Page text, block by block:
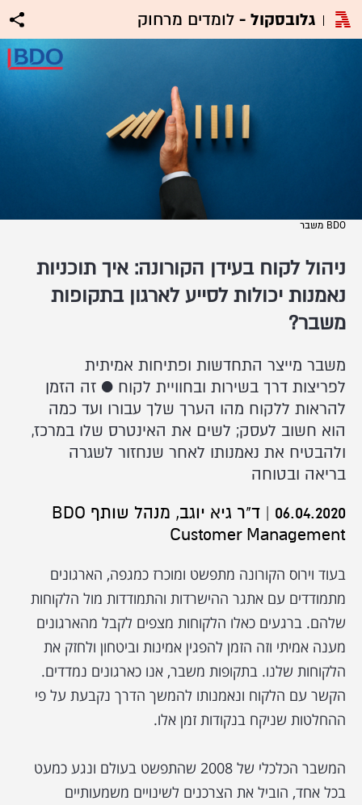
גלובסקול - לומדים מרחוק
BDO משבר
ניהול לקוח בעידן הקורונה: איך תוכניות
נאמנות יכולות לסייע לארגון בתקופות
משבר?
משבר מייצר התחדשות ופתיחות אמיתית
לפריצות דרך בשירות ובחוויית לקוח ● זה הזמן
להראות ללקוח מהו הערך שלך עבורו ועד כמה
הוא חשוב לעסק; לשים את האינטרס שלו במרכז,
ולהבטיח את נאמנותו לאחר שנחזור לשגרה
בריאה ובטוחה
06.04.2020
|
ד"ר גיא יוגב, מנהל שותף BDO
Customer Management
בעוד וירוס הקורונה מתפשט ומוכרז כמגפה, הארגונים
מתמודדים עם אתגר ההישרדות והתמודדות מול הלקוחות
שלהם. ברגעים כאלו הלקוחות מצפים לקבל מהארגונים
מענה אמיתי וזה הזמן להפגין אמינות וביטחון ולחזק את
הלקוחות שלנו. בתקופות משבר, אנו כארגונים נמדדים.
הקשר עם הלקוח ונאמנותו להמשך הדרך נקבעת על פי
ההחלטות שניקח בנקודות זמן אלו.
המשבר הכלכלי של 2008 שהתפשט בעולם ונגע כמעט
בכל אחד, הוביל את הצרכנים לשינויים משמעותיים